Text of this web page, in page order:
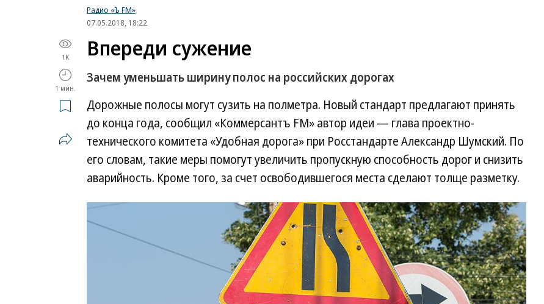
Радио «Ъ FM»
07.05.2018, 18:22
1K
1 мин.
Впереди сужение
Зачем уменьшать ширину полос на российских дорогах
Дорожные полосы могут сузить на полметра. Новый стандарт предлагают принять
до конца года, сообщил «Коммерсантъ FM» автор идеи — глава проектно-
технического комитета «Удобная дорога» при Росстандарте Александр Шумский. По
его словам, такие меры помогут увеличить пропускную способность дорог и снизить
аварийность. Кроме того, за счет освободившегося места сделают толще разметку.